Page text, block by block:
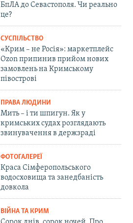
БпЛА до Севастополя. Чи реально
це?
СУСПІЛЬСТВО
«Крим – не Росія»: маркетплейс
Ozon припинив прийом нових
замовлень на Кримському
півострові
ПРАВА ЛЮДИНИ
Мить – і ти шпигун. Як у
кримських судах розглядають
звинувачення в держзраді
ФОТОГАЛЕРЕЇ
Краса Сімферопольського
водосховища та занедбаність
довкола
ВІЙНА ТА КРИМ